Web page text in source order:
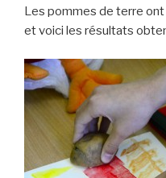
Les pommes de terre
et voici les résultats